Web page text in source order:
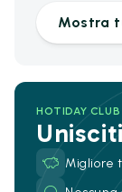
Mostra
HOTIDAY CLUB
Migliore